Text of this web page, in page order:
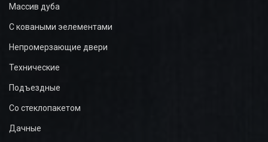
Массив дуба
С коваными эелементами
Непромерзающие двери
Технические
Подъездные
Со стеклопакетом
Дачные